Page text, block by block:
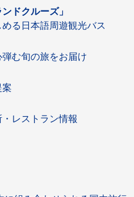
ドクルーズ」
る日本語周遊観光バス
む旬の旅をお届け
案
レストラン情報
オーロラ
鑑賞
名画鑑賞
ッキング
同行の旅
エールフランス